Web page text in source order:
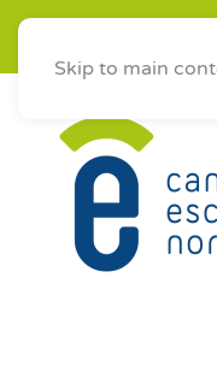
Skip to main